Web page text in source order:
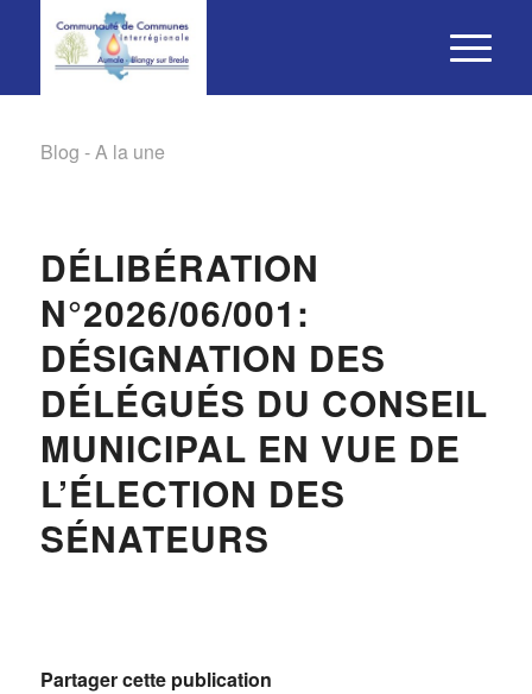
Blog - A la une
DÉLIBÉRATION
N°2026/06/001:
DÉSIGNATION DES
DÉLÉGUÉS DU CONSEIL
MUNICIPAL EN VUE DE
L’ÉLECTION DES
SÉNATEURS
Partager cette publication